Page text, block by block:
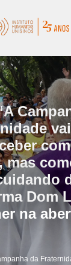
mas
Dom
na
da